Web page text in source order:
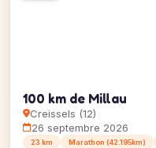
100 km de Millau
Creissels (12)
26 septembre 2026
23 km Marathon (42.195km)